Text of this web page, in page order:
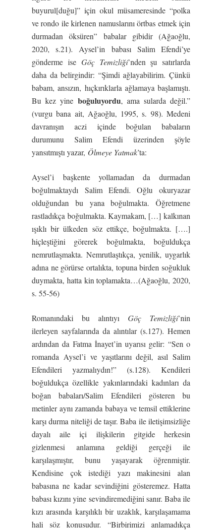
buyurul[duğu]” için okul müsameresinde “polka
ve rondo ile kirlenen namuslarını örtbas etmek için
durmadan öksüren” babalar gibidir (Ağaoğlu,
2020, s.21). Aysel’in babası Salim Efendi’ye
gönderme iseGöç Temizliği’nden şu satırlarda
daha da belirgindir: “Şimdi ağlayabilirim. Çünkü
babam, ansızın, hıçkırıklarla ağlamaya başlamıştı.
Bu kez yine boğuluyordu, ama sularda değil.”
(vurgu bana ait, Ağaoğlu, 1995, s. 98). Medeni
davranışın aczi içinde boğulan babaların
durumunu Salim Efendi üzerinden şöyle
yansıtmıştı yazar, Ölmeye Yatmak’ta:
Aysel’i başkente yollamadan da durmadan
boğulmaktaydı Salim Efendi. Oğlu okuryazar
olduğundan bu yana boğulmakta. Öğretmene
rastladıkça boğulmakta. Kaymakam, […] kalkınan
ışıklı bir ülkeden söz ettikçe, boğulmakta. [….]
hiçleştiğini görerek boğulmakta, boğuldukça
nemrutlaşmakta. Nemrutlaştıkça, yenilik, uygarlık
adına ne görürse ortalıkta, topuna birden soğukluk
duymakta, hatta kin toplamakta…(Ağaoğlu, 2020,
s. 55-56)
Romanındaki bu alıntıyıGöç Temizliği’nin
ilerleyen sayfalarında da alıntılar (s.127). Hemen
ardından da Fatma İnayet’in uyarısı gelir: “Sen o
romanda Aysel’i ve yaşıtlarını değil, asıl Salim
Efendileri yazmalıydın!” (s.128). Kendileri
boğuldukça özellikle yakınlarındaki kadınları da
boğan babaları/Salim Efendileri gösteren bu
metinler aynı zamanda babaya ve temsil ettiklerine
karşı durma niteliği de taşır. Baba ile iletişimsizliğe
dayalı aile içi ilişkilerin gitgide herkesin
gizlenmesi anlamına geldiği gerçeği ile
karşılaşmıştır, bunu yaşayarak öğrenmiştir.
Kendisine çok istediği yazı makinesini alan
babasına ne kadar sevindiğini gösteremez. Hatta
babası kızını yine sevindiremediğini sanır. Baba ile
kızı arasında karşılıklı bir uzaklık, karşılaşamama
hali söz konusudur. “Birbirimizi anlamadıkça